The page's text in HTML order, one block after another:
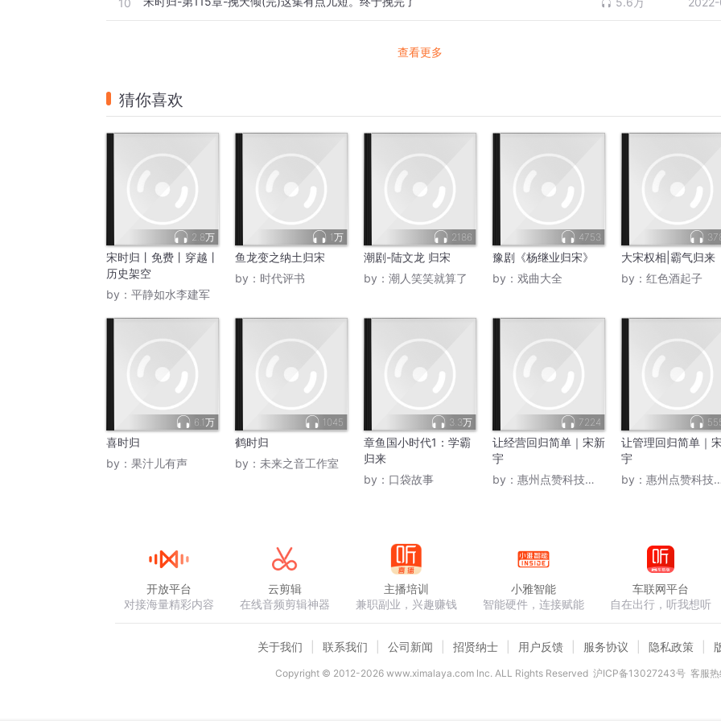
10
查看更多
猜你喜欢
2.8万
宋时归丨免费丨穿越丨
历史架空
by： 平静如水李建军
1万
鱼龙变之纳土归宋
by： 时代评书
2186
潮剧-陆文龙 归宋
by： 潮人笑笑就算了
4753
豫剧《杨继业归宋》
by： 戏曲大全
大宋权相|霸气归来
by： 红色酒起子
6.1万
喜时归
by： 果汁儿有声
1045
鹤时归
by： 未来之音工作室
3.3万
章鱼国小时代1：学霸
归来
by： 口袋故事
7224
让经营回归简单｜宋新
宇
by： 惠州点赞科技软件妹
让管理回归简单｜
宇
by： 惠州点赞科技软件妹
开放平台
对接海量精彩内容
云剪辑
在线音频剪辑神器
主播培训
兼职副业，兴趣赚钱
小雅智能
智能硬件，连接赋能
车联网平台
自在出行，听我想听
关于我们 联系我们 公司新闻 招贤纳士 用户反馈 服务协议 隐私政策
Copyright © 2012-2026www.ximalaya.com lnc. ALL Rights Reserved 沪ICP备13027243号 客服